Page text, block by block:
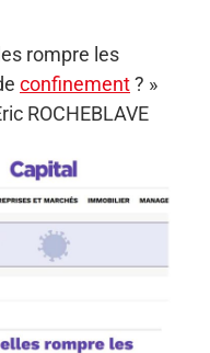
rompre les
confinement? »
ROCHEBLAVE